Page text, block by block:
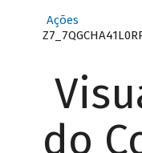
Ações
do